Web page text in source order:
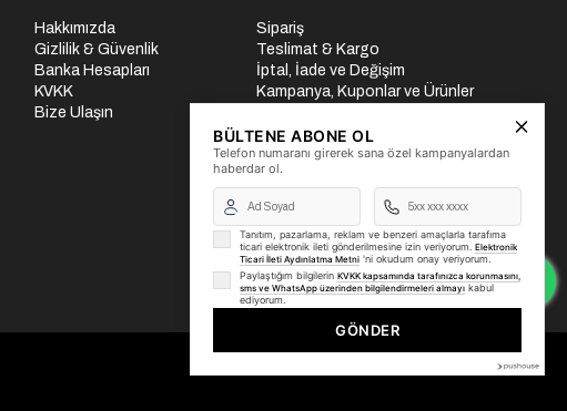
Hakkımızda
Gizlilik & Güvenlik
Banka Hesapları
KVKK
Bize Ulaşın
Sipariş
Teslimat & Kargo
İptal, İade ve Değişim
Kampanya, Kuponlar ve Ürünler
Üyelik İşlemleri
Yurtdışı Gönderi
BÜLTENE ABONE OL
Telefon numaranı girerek sana özel kampanyalardan
haberdar ol.
Tanıtım, pazarlama, reklam ve benzeri amaçlarla tarafıma
ticari elektronik ileti gönderilmesine izin veriyorum. Elektronik
Ticari İleti Aydınlatma Metni 'ni okudum onay veriyorum.
Paylaştığım bilgilerin KVKK kapsamında tarafınızca korunmasını,
sms ve WhatsApp üzerinden bilgilendirmeleri almayı kabul
ediyorum.
GÖNDER